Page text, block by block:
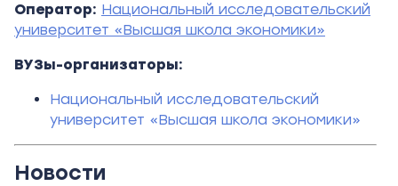
Оператор: Национальный исследовательский
университет «Высшая школа экономики»
ВУЗы-организаторы:
Национальный исследовательский
университет «Высшая школа экономики»
Новости